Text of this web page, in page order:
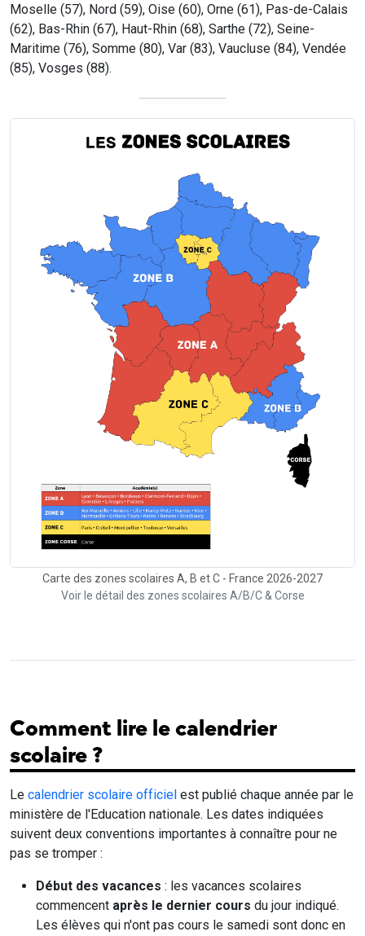
Moselle (57), Nord (59), Oise (60), Orne (61), Pas-de-Calais
(62), Bas-Rhin (67), Haut-Rhin (68), Sarthe (72), Seine-
Maritime (76), Somme (80), Var (83), Vaucluse (84), Vendée
(85), Vosges (88).
Carte des zones scolaires A, B et C - France 2026-2027
Voir le détail des zones scolaires A/B/C & Corse
Comment lire le calendrier
scolaire ?
Le calendrier scolaire officiel est publié chaque année par le
ministère de l'Education nationale. Les dates indiquées
suivent deux conventions importantes à connaître pour ne
pas se tromper :
Début des vacances : les vacances scolaires
commencent après le dernier cours du jour indiqué.
Les élèves qui n'ont pas cours le samedi sont donc en